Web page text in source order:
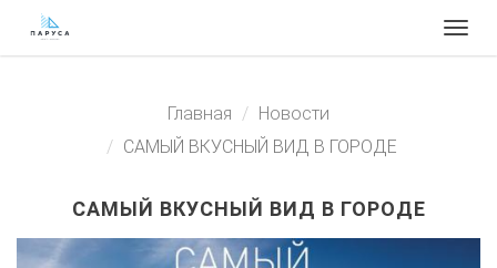
Главная
Новости
САМЫЙ ВКУСНЫЙ ВИД В ГОРОДЕ
САМЫЙ ВКУСНЫЙ ВИД В ГОРОДЕ